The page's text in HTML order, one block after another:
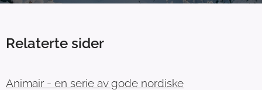
Relaterte sider
Animair - en serie av gode nordiske